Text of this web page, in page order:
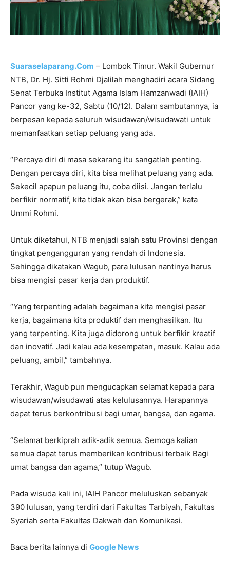
Suaraselaparang.Com – Lombok Timur. Wakil Gubernur
NTB, Dr. Hj. Sitti Rohmi Djalilah menghadiri acara Sidang
Senat Terbuka Institut Agama Islam Hamzanwadi (IAIH)
Pancor yang ke-32, Sabtu (10/12). Dalam sambutannya, ia
berpesan kepada seluruh wisudawan/wisudawati untuk
memanfaatkan setiap peluang yang ada.
“Percaya diri di masa sekarang itu sangatlah penting.
Dengan percaya diri, kita bisa melihat peluang yang ada.
Sekecil apapun peluang itu, coba diisi. Jangan terlalu
berfikir normatif, kita tidak akan bisa bergerak,” kata
Ummi Rohmi.
Untuk diketahui, NTB menjadi salah satu Provinsi dengan
tingkat pengangguran yang rendah di Indonesia.
Sehingga dikatakan Wagub, para lulusan nantinya harus
bisa mengisi pasar kerja dan produktif.
“Yang terpenting adalah bagaimana kita mengisi pasar
kerja, bagaimana kita produktif dan menghasilkan. Itu
yang terpenting. Kita juga didorong untuk berfikir kreatif
dan inovatif. Jadi kalau ada kesempatan, masuk. Kalau ada
peluang, ambil,” tambahnya.
Terakhir, Wagub pun mengucapkan selamat kepada para
wisudawan/wisudawati atas kelulusannya. Harapannya
dapat terus berkontribusi bagi umar, bangsa, dan agama.
“Selamat berkiprah adik-adik semua. Semoga kalian
semua dapat terus memberikan kontribusi terbaik Bagi
umat bangsa dan agama,” tutup Wagub.
Pada wisuda kali ini, IAIH Pancor meluluskan sebanyak
390 lulusan, yang terdiri dari Fakultas Tarbiyah, Fakultas
Syariah serta Fakultas Dakwah dan Komunikasi.
Baca berita lainnya di Google News